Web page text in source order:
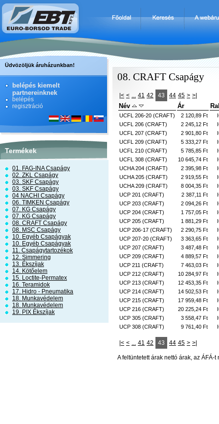
Üdvözöljük áruházunkban!
belépés kiemelt
partnereinknek
belépés
regisztráció
Termékek
01. FAG-INA Csapágy
02. ZKL Csapágy
03. SKF Csapágy
03. SKF Csapágy
04 NACHI Csapágy
06. TIMKEN Csapágy
07. KG Csapágy
07. KG Csapágy
08. CRAFT Csapágy
08. MSC Csapágy
10. Egyéb Csapágyak
10. Egyéb Csapágyak
11. Csapágytartozékok
12. Simmering
13. Ékszíjak
14. Kötőelem
15. Loctite-Permatex
16. Teramidok
17. Hidro - Pneumatika
18. Munkavédelem
18. Munkavédelem
19. PIX Ékszíjak
08. CRAFT Csapágy
|< < ... 41 42 43 44 45 > >|
Név Ár
UCFL 206-20 (CRAFT) 2 120,89 Ft
UCFL 206 (CRAFT)
2 245,12 Ft
UCFL 207 (CRAFT)
2 901,80 Ft
UCFL 209 (CRAFT)
5 333,27 Ft
UCFL 210 (CRAFT)
5 785,85 Ft
UCFL 308 (CRAFT)
10 645,74 Ft
UCHA 204 (CRAFT)
2 395,98 Ft
UCHA 205 (CRAFT)
2 919,55 Ft
UCHA 209 (CRAFT)
8 004,35 Ft
UCP 201 (CRAFT)
2 387,11 Ft
UCP 203 (CRAFT)
2 094,26 Ft
UCP 204 (CRAFT)
1 757,05 Ft
UCP 205 (CRAFT)
1 881,29 Ft
UCP 206-17 (CRAFT)
2 290,75 Ft
UCP 207-20 (CRAFT)
3 363,65 Ft
UCP 207 (CRAFT)
3 487,48 Ft
UCP 209 (CRAFT)
4 889,57 Ft
UCP 211 (CRAFT)
7 463,03 Ft
UCP 212 (CRAFT)
10 284,97 Ft
UCP 213 (CRAFT)
12 453,35 Ft
UCP 214 (CRAFT)
14 502,53 Ft
UCP 215 (CRAFT)
17 959,48 Ft
UCP 216 (CRAFT)
20 225,24 Ft
UCP 305 (CRAFT)
3 558,47 Ft
UCP 308 (CRAFT)
9 761,40 Ft
|< < ... 41 42 43 44 45 > >|
A feltüntetett árak nettó árak, az ÁFÁ-t